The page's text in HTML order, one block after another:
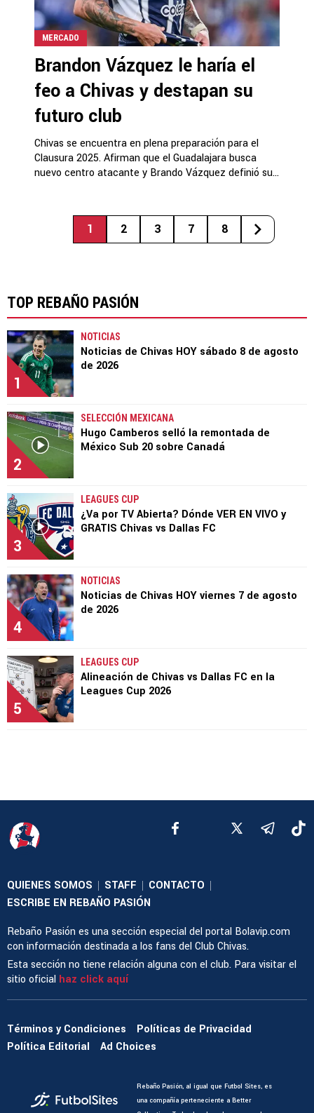
MERCADO
Brandon Vázquez le haría el
feo a Chivas y destapan su
futuro club
Chivas se encuentra en plena preparación para el
Clausura 2025. Afirman que el Guadalajara busca
nuevo centro atacante y Brando Vázquez definió su...
1 2 3 7 8
TOP REBAÑO PASIÓN
1
NOTICIAS
Noticias de Chivas HOY sábado 8 de agosto
de 2026
2
SELECCIÓN MEXICANA
Hugo Camberos selló la remontada de
México Sub 20 sobre Canadá
3
LEAGUES CUP
¿Va por TV Abierta? Dónde VER EN VIVO y
GRATIS Chivas vs Dallas FC
4
NOTICIAS
Noticias de Chivas HOY viernes 7 de agosto
de 2026
5
LEAGUES CUP
Alineación de Chivas vs Dallas FC en la
Leagues Cup 2026
QUIENES SOMOS | STAFF | CONTACTO |
ESCRIBE EN REBAÑO PASIÓN
Rebaño Pasión es una sección especial del portal Bolavip.com
con información destinada a los fans del Club Chivas.
Esta sección no tiene relación alguna con el club. Para visitar el
sitio oficial haz click aquí
Términos y Condiciones
Políticas de Privacidad
Política Editorial
Ad Choices
Rebaño Pasión, al igual que Futbol Sites, es
una compañía perteneciente a Better